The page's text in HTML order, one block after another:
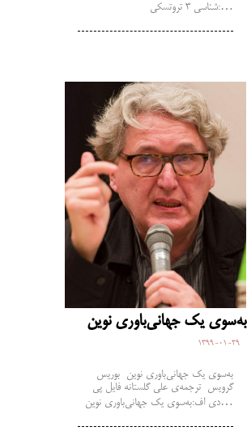
شناسی 3 تروتسکی:…
به‌سوی یک جهانی‌باوری نوین
1399-01-29
به‌سوی یک جهانی‌باوری نوین بوریس
گرویس ترجمه‌ی علی گلستانه فایل پی
دی اف:به‌سوی یک جهانی‌باوری نوین…